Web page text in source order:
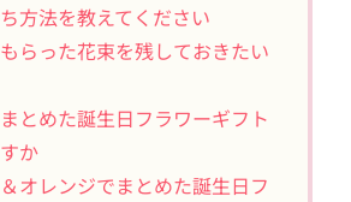
方法を教えてください
らった花束を残しておきたい
とめた誕生日フラワーギフト
か
オレンジでまとめた誕生日フ